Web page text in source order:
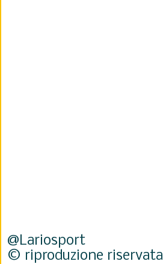
@Lariosport
© riproduzione riservata